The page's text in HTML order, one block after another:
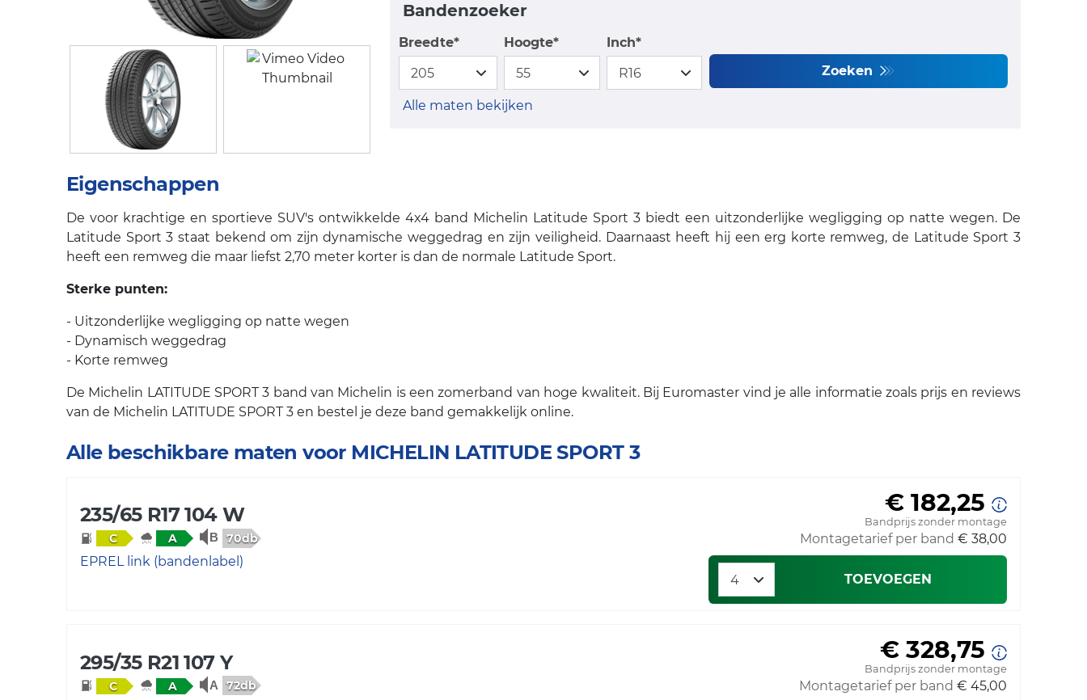
Bandenzoeker
Breedte* Hoogte*
Inch*
Zoeken
Alle maten bekijken
Eigenschappen
De voor krachtige en sportieve SUV's ontwikkelde 4x4 band Michelin Latitude Sport 3 biedt een uitzonderlijke wegligging op natte wegen. De
Latitude Sport 3 staat bekend om zijn dynamische weggedrag en zijn veiligheid. Daarnaast heeft hij een erg korte remweg, de Latitude Sport 3
heeft een remweg die maar liefst 2,70 meter korter is dan de normale Latitude Sport.
Sterke punten:
- Uitzonderlijke wegligging op natte wegen
- Dynamisch weggedrag
- Korte remweg
De Michelin LATITUDE SPORT 3 band van Michelin is een zomerband van hoge kwaliteit. Bij Euromaster vind je alle informatie zoals prijs en reviews
van de Michelin LATITUDE SPORT 3 en bestel je deze band gemakkelijk online.
Alle beschikbare maten voor MICHELIN LATITUDE SPORT 3
235/65 R17 104 W
C A 70db
EPREL link (bandenlabel)
€ 182,25
Bandprijs zonder montage
Montagetarief per band € 38,00
TOEVOEGEN
295/35 R21 107 Y
C A 72db
€ 328,75
Bandprijs zonder montage
Montagetarief per band € 45,00